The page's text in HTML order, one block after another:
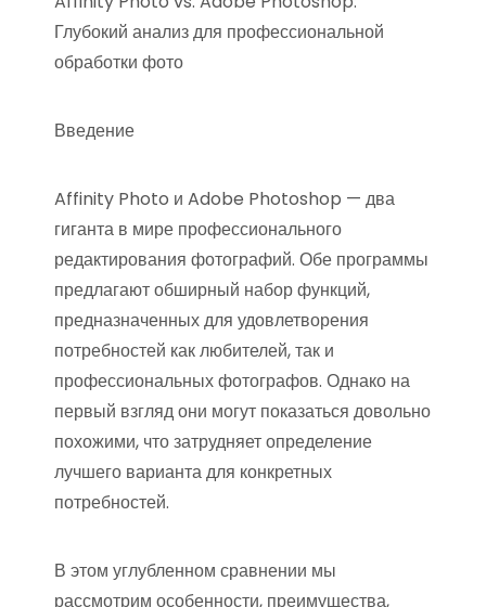
Глубокий анализ для профессиональной
обработки фото
Введение
Affinity Photo и Adobe Photoshop — два
гиганта в мире профессионального
редактирования фотографий. Обе программы
предлагают обширный набор функций,
предназначенных для удовлетворения
потребностей как любителей, так и
профессиональных фотографов. Однако на
первый взгляд они могут показаться довольно
похожими, что затрудняет определение
лучшего варианта для конкретных
потребностей.
В этом углубленном сравнении мы
рассмотрим особенности, преимущества,